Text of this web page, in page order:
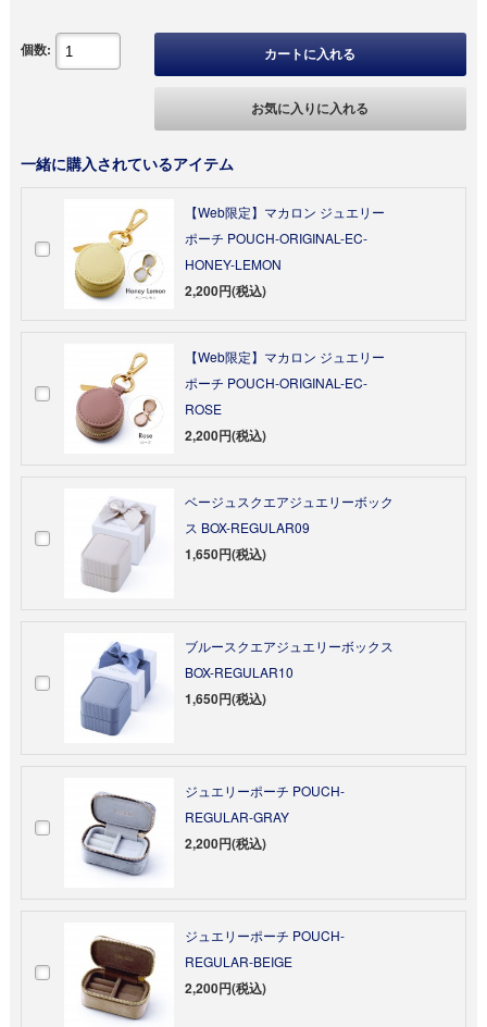
個数: カートに入れる
お気に入りに入れる
一緒に購入されているアイテム
【Web限定】マカロン ジュエリー
ポーチ POUCH-ORIGINAL-EC-
HONEY-LEMON
2,200円(税込)
【Web限定】マカロン ジュエリー
ポーチ POUCH-ORIGINAL-EC-
ROSE
2,200円(税込)
ベージュスクエアジュエリーボック
ス BOX-REGULAR09
1,650円(税込)
ブルースクエアジュエリーボックス
BOX-REGULAR10
1,650円(税込)
ジュエリーポーチ POUCH-
REGULAR-GRAY
2,200円(税込)
ジュエリーポーチ POUCH-
REGULAR-BEIGE
2,200円(税込)